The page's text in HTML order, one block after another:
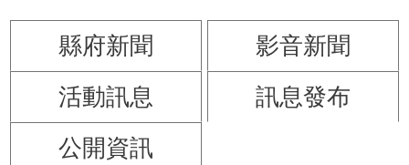
縣府新聞
影音新聞
活動訊息
訊息發布
公開資訊